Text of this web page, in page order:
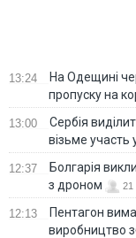
13:24
На Одещині
пропуску на
13:00
Сербія
візьме участь
12:37
Болгарія
з дроном
21
12:13
Пентагон
виробництво